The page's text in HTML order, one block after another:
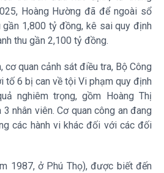
Hoàng Hường đã để ngoài sổ
gần 1,800 tỷ đồng, kê sai quy định
thu gần 2,100 tỷ đồng.
cơ quan cảnh sát điều tra, Bộ Công
tố 6 bị can về tội Vi phạm quy định
nghiêm trọng, gồm Hoàng Thị
nhân viên. Cơ quan công an đang
các hành vi khác đối với các đối
1987, ở Phú Thọ), được biết đến